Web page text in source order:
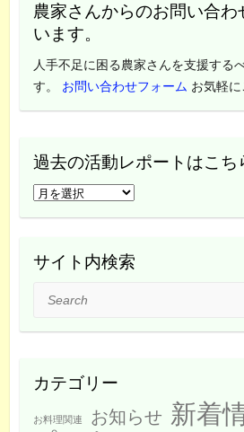
農家さんからのお問い合わ
います。
人手不足に困る農家さんを支援する
す。 お問い合わせフォーム お気軽に
過去の活動レポートはこち
過
去
活
は
サイト内検索
Search
カテゴリー
お料理関連 お知らせ 新着